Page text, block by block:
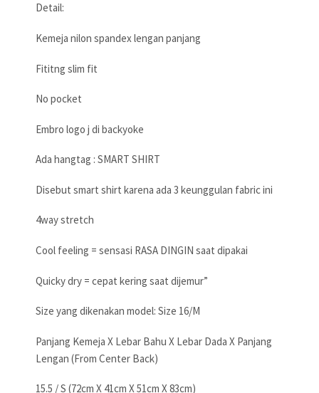
Detail:
Kemeja nilon spandex lengan panjang
Fititng slim fit
No pocket
Embro logo j di backyoke
Ada hangtag : SMART SHIRT
Disebut smart shirt karena ada 3 keunggulan fabric ini
4way stretch
Cool feeling = sensasi RASA DINGIN saat dipakai
Quicky dry = cepat kering saat dijemur”
Size yang dikenakan model: Size 16/M
Panjang Kemeja X Lebar Bahu X Lebar Dada X Panjang
Lengan (From Center Back)
15.5 / S (72cm X 41cm X 51cm X 83cm)